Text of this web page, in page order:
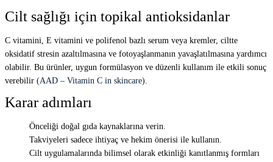
Cilt sağlığı için topikal antioksidanlar
C vitamini, E vitamini ve polifenol bazlı serum veya kremler, ciltte
oksidatif stresin azaltılmasına ve fotoyaşlanmanın yavaşlatılmasına yardımcı
olabilir. Bu ürünler, uygun formülasyon ve düzenli kullanım ile etkili sonuç
verebilir (AAD – Vitamin C in skincare).
Karar adımları
Önceliği doğal gıda kaynaklarına verin.
Takviyeleri sadece ihtiyaç ve hekim önerisi ile kullanın.
Cilt uygulamalarında bilimsel olarak etkinliği kanıtlanmış formları